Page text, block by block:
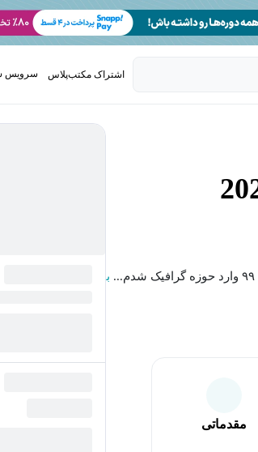
اشتراک مکتب‌پلاس سرویس
بیشتر
مقدماتی